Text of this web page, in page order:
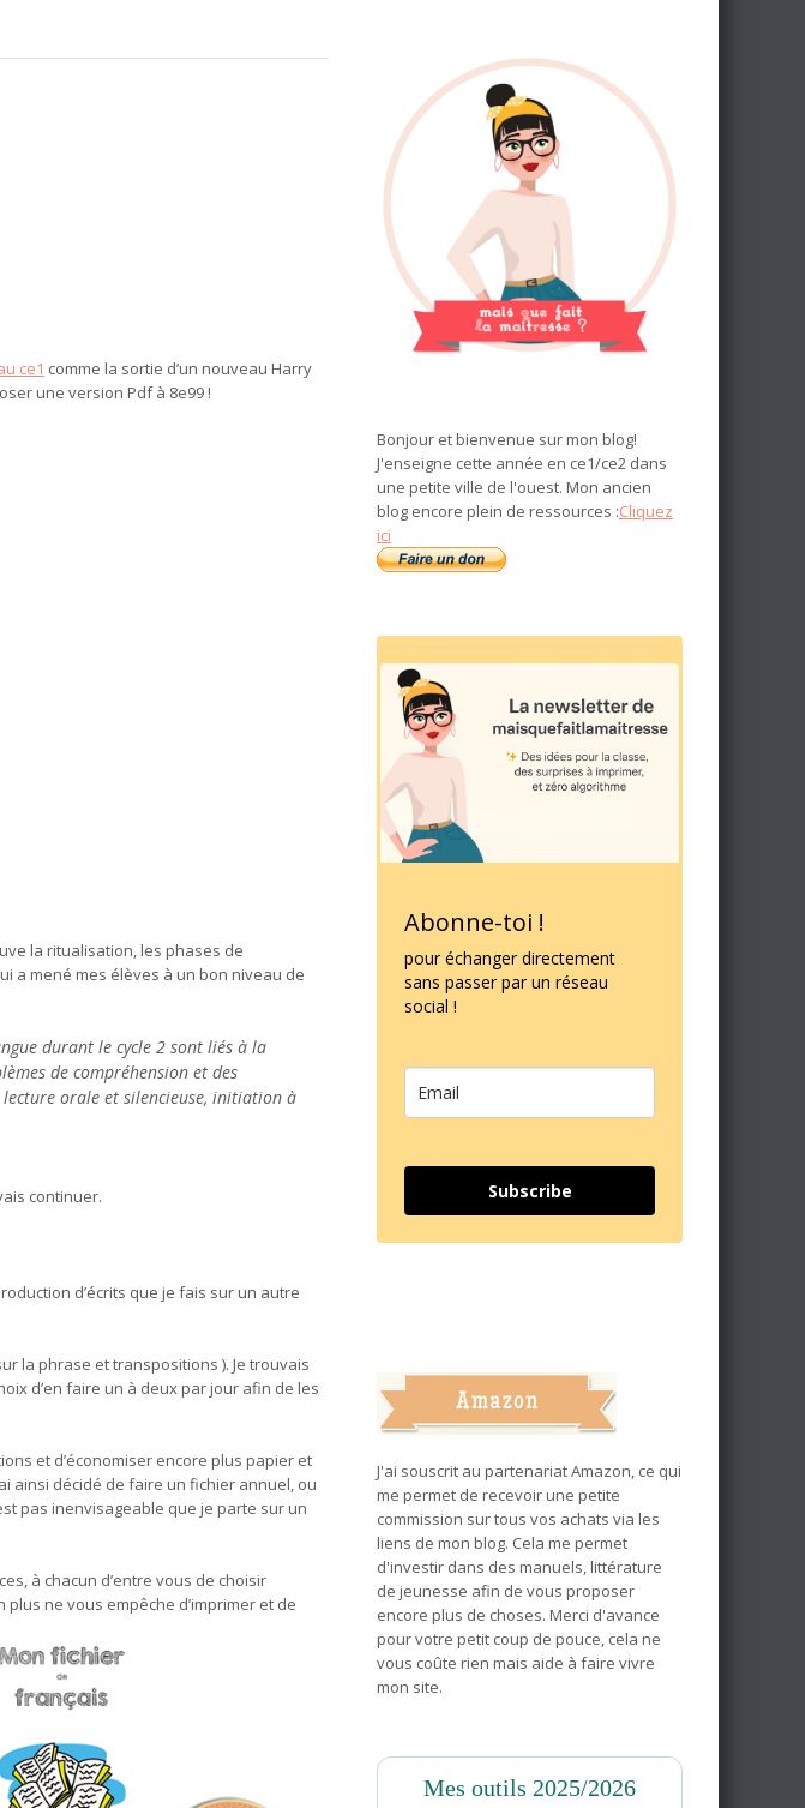
ce1 comme la sortie d’un nouveau Harry
une version Pdf à 8e99 !
la ritualisation, les phases de
a mené mes élèves à un bon niveau de
durant le cycle 2 sont liés à la
de compréhension et des
orale et silencieuse, initiation à
continuer.
d’écrits que je fais sur un autre
la phrase et transpositions ). Je trouvais
d’en faire un à deux par jour afin de les
et d’économiser encore plus papier et
ainsi décidé de faire un fichier annuel, ou
pas inenvisageable que je parte sur un
à chacun d’entre vous de choisir
plus ne vous empêche d’imprimer et de
Bonjour et bienvenue sur mon blog!
J'enseigne cette année en ce1/ce2 dans
une petite ville de l'ouest. Mon ancien
blog encore plein de ressources :Cliquez
ici
Abonne-toi !
pour échanger directement
sans passer par un réseau
social !
Subscribe
J'ai souscrit au partenariat Amazon, ce qui
me permet de recevoir une petite
commission sur tous vos achats via les
liens de mon blog. Cela me permet
d'investir dans des manuels, littérature
de jeunesse afin de vous proposer
encore plus de choses. Merci d'avance
pour votre petit coup de pouce, cela ne
vous coûte rien mais aide à faire vivre
mon site.
Mes outils 2025/2026